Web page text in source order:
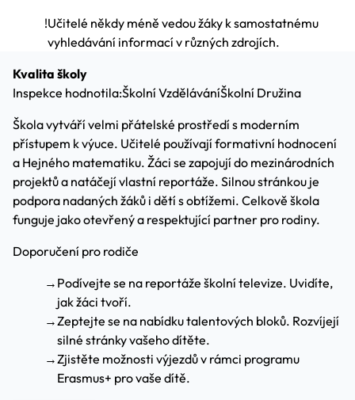
!Učitelé někdy méně vedou žáky k samostatnému
vyhledávání informací v různých zdrojích.
Kvalita školy
Inspekce hodnotila:Školní VzděláváníŠkolní Družina
Škola vytváří velmi přátelské prostředí s moderním
přístupem k výuce. Učitelé používají formativní hodnocení
a Hejného matematiku. Žáci se zapojují do mezinárodních
projektů a natáčejí vlastní reportáže. Silnou stránkou je
podpora nadaných žáků i dětí s obtížemi. Celkově škola
funguje jako otevřený a respektující partner pro rodiny.
Doporučení pro rodiče
→ Podívejte se na reportáže školní televize. Uvidíte,
jak žáci tvoří.
→Zeptejte se na nabídku talentových bloků. Rozvíjejí
silné stránky vašeho dítěte.
→Zjistěte možnosti výjezdů v rámci programu
Erasmus+ pro vaše dítě.